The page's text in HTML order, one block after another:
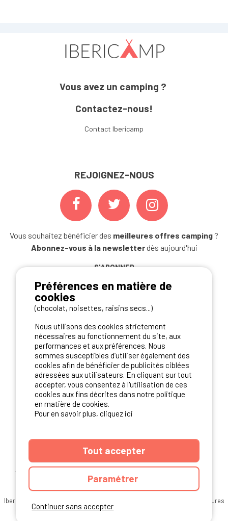
Vous avez un camping ?
Contactez-nous!
Contact Ibericamp
REJOIGNEZ-NOUS
Vous souhaitez bénéficier des meilleures offres camping ?
Abonnez-vous à la newsletterdès aujourd'hui
S'ABONNER
NOS PARTENAIRES
ANNUAIRE CGU DU SITE MENTIONS LEGALES
COOKIES
CHARTE DE CONFIDENTIALITÉ
Ibericamp.com © 2026 Ibericamp; all rights reserved. All media and pictures
are property of their respective owners.
Continuer sans accepter
Préférences en matière de
cookies
(chocolat, noisettes, raisins secs...)
Nous utilisons des cookies strictement
nécessaires au fonctionnement du site, aux
performances et aux préférences. Nous
sommes susceptibles d’utiliser également des
cookies afin de bénéficier de publicités ciblées
adressées aux utilisateurs. En cliquant sur tout
accepter, vous consentez à l'utilisation de ces
cookies aux fins décrites dans notre politique
en matière de cookies.
Pour en savoir plus, cliquez ici
Tout accepter
Paramétrer